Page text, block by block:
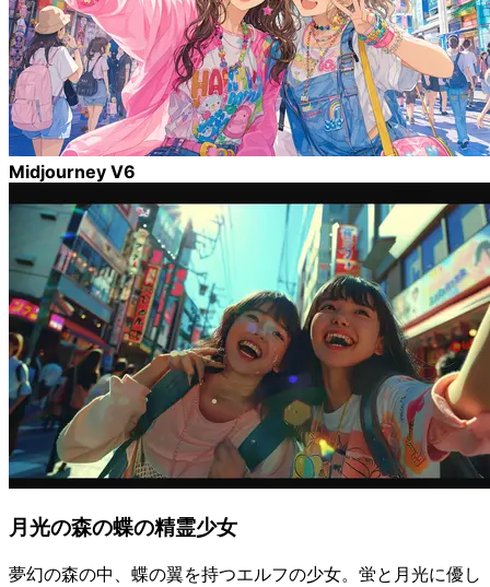
Midjourney V6
月光の森の蝶の精霊少女
夢幻の森の中、蝶の翼を持つエルフの少女。蛍と月光に優し